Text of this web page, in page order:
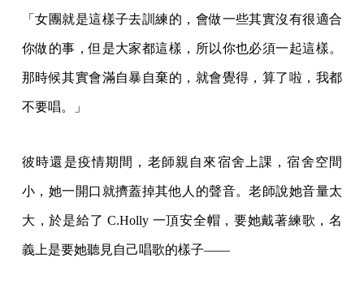
「女團就是這樣子去訓練的，會做一些其實沒有很適合
你做的事，但是大家都這樣，所以你也必須一起這樣。
那時候其實會滿自暴自棄的，就會覺得，算了啦，我都
不要唱。」
彼時還是疫情期間，老師親自來宿舍上課，宿舍空間
小，她一開口就擠蓋掉其他人的聲音。老師說她音量太
大，於是給了 C.Holly 一頂安全帽，要她戴著練歌，名
義上是要她聽見自己唱歌的樣子——